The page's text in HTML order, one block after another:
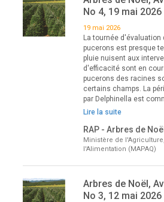
No 4, 19 mai 2026
19 mai 2026
La tournée d'évaluation
pucerons est presque
pluie nuisent aux
d'efficacité sont en
pucerons des racines
certains champs. La
par Delphinella est
Lire la suite
RAP - Arbres de Noël
Ministère de
l'Alimentation (MAPAQ)
Arbres de Noël,
No 3, 12 mai 2026